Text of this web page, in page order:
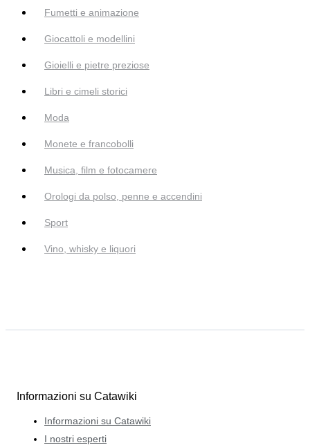
Fumetti e animazione
Giocattoli e modellini
Gioielli e pietre preziose
Libri e cimeli storici
Moda
Monete e francobolli
Musica, film e fotocamere
Orologi da polso, penne e accendini
Sport
Vino, whisky e liquori
Informazioni su Catawiki
Informazioni su Catawiki
I nostri esperti